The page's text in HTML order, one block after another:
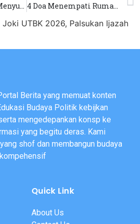
63 Balita dan Ibu Menyusui Diduga Keracunan MBG di Cianjur 4 Doa Menempati Rumah Baru Beserta Amalan
UTBK 2026, Palsukan Ijazah
Berita yang memuat konten
Budaya Politik kebijkan
mengedepankan konsp ke
yang begitu deras. Kami
shof dan membangun budaya
Quick Link
About Us